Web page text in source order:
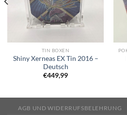
TIN BOXEN
Shiny Xerneas EX Tin 2016 –
Deutsch
€449,99
AGB UND WIDERRUFSBELEHRUNG